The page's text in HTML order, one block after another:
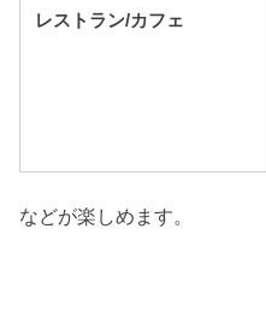
レストラン/カフェ
などが楽しめます。